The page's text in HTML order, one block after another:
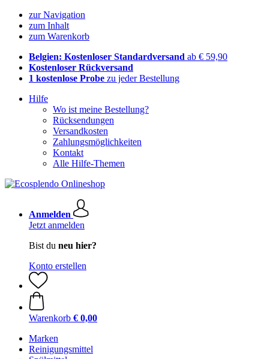
zur Navigation
zum Inhalt
zum Warenkorb
Belgien: Kostenloser Standardversand ab € 59,90
Kostenloser Rückversand
1 kostenlose Probe zu jeder Bestellung
Hilfe
Wo ist meine Bestellung?
Rücksendungen
Versandkosten
Zahlungsmöglichkeiten
Kontakt
Alle Hilfe-Themen
Anmelden
Jetzt anmelden
Bist du neu hier?
Konto erstellen
Warenkorb € 0,00
Marken
Reinigungsmittel